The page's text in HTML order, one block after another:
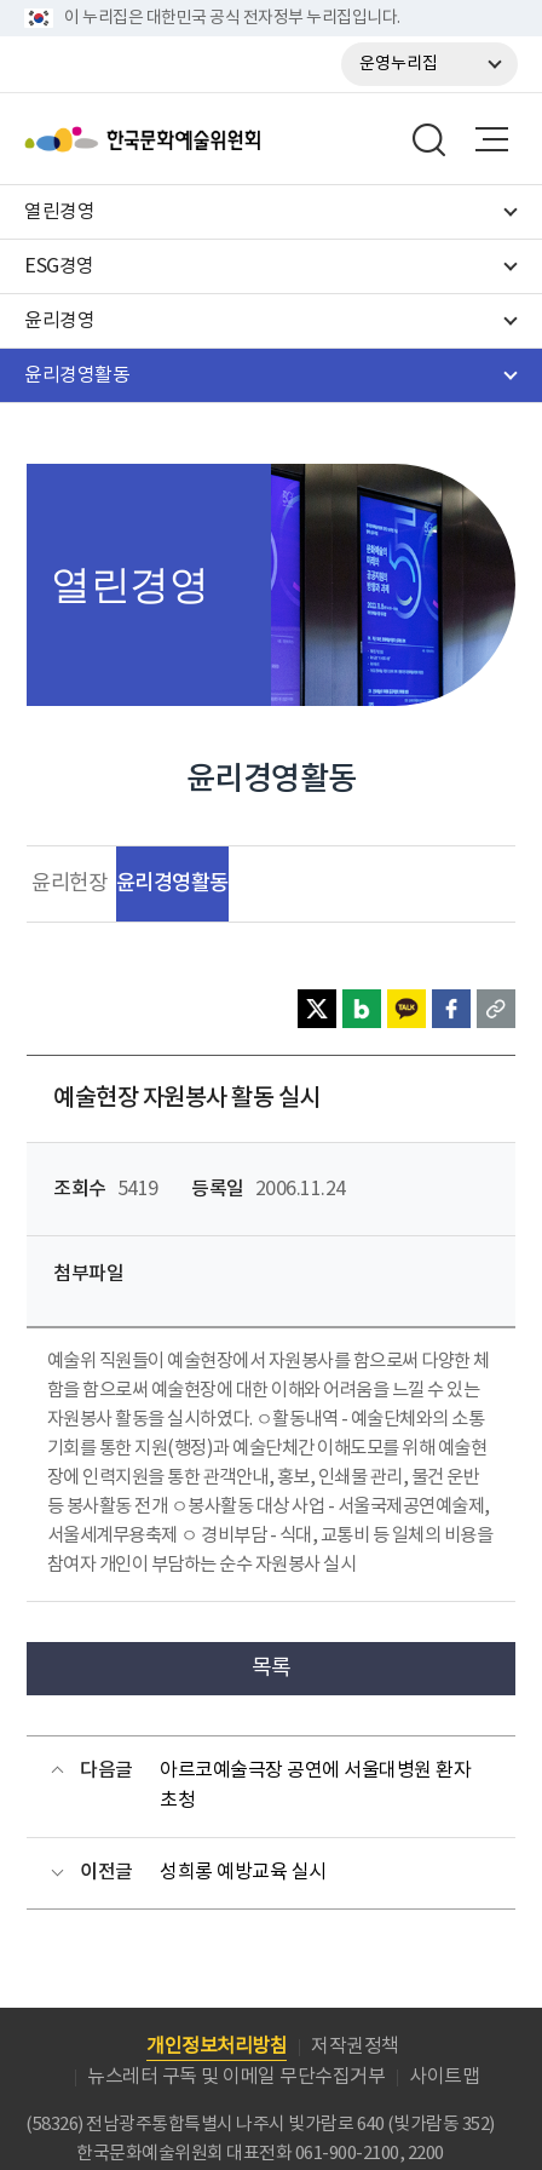
이 누리집은 대한민국 공식 전자정부 누리집입니다.
운영누리집
열린경영
ESG경영
윤리경영
윤리경영활동
열린경영
윤리경영활동
윤리헌장 윤리경영활동
예술현장 자원봉사 활동 실시
조회수 5419 등록일 2006.11.24
첨부파일
예술위 직원들이 예술현장에서 자원봉사를 함으로써 다양한 체
함을 함으로써 예술현장에 대한 이해와 어려움을 느낄 수 있는
자원봉사 활동을 실시하였다. ㅇ활동내역 - 예술단체와의 소통
기회를 통한 지원(행정)과 예술단체간 이해도모를 위해 예술현
장에 인력지원을 통한 관객안내, 홍보, 인쇄물 관리, 물건 운반
등 봉사활동 전개 ㅇ봉사활동 대상 사업 - 서울국제공연예술제,
서울세계무용축제 ㅇ 경비부담 - 식대, 교통비 등 일체의 비용을
참여자 개인이 부담하는 순수 자원봉사 실시
목록
다음글
아르코예술극장 공연에 서울대병원 환자
초청
이전글 성희롱 예방교육 실시
개인정보처리방침
저작권정책
뉴스레터 구독 및 이메일 무단수집거부
사이트맵
(58326) 전남광주통합특별시 나주시 빛가람로 640 (빛가람동 352)
한국문화예술위원회 대표전화 061-900-2100, 2200